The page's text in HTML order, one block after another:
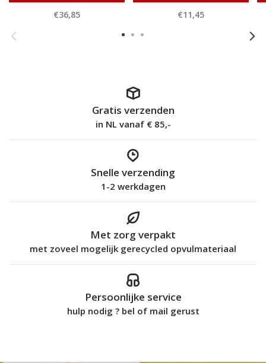
€36,85 €11,45
Gratis verzenden
in NL vanaf € 85,-
Snelle verzending
1-2 werkdagen
Met zorg verpakt
met zoveel mogelijk gerecycled opvulmateriaal
Persoonlijke service
hulp nodig ? bel of mail gerust